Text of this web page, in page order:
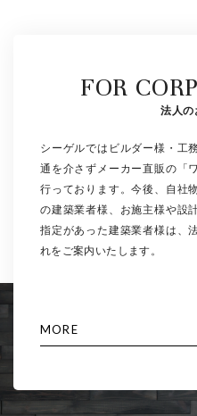
FOR
法人の
シーゲルではビルダー様・工
通を介さずメーカー直販の「
行っております。今後、自社
の建築業者様、お施主様や設
指定があった建築業者様は、
れをご案内いたします。
MORE